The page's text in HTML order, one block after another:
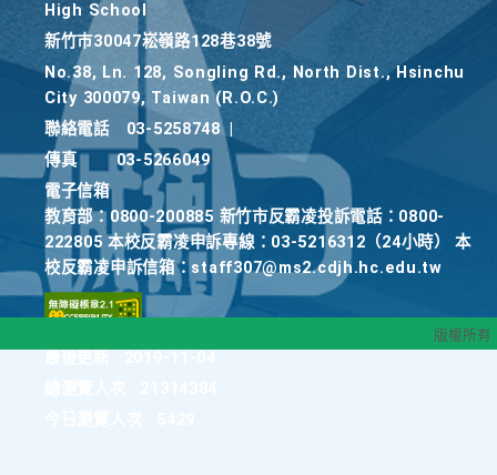
High School
新竹巿30047崧嶺路128巷38號
No.38, Ln. 128, Songling Rd., North Dist., Hsinchu
City 300079, Taiwan (R.O.C.)
聯絡電話
03-5258748
傳真
03-5266049
電子信箱
教育部：0800-200885 新竹市反霸凌投訴電話：0800-
222805 本校反霸凌申訴專線：03-5216312（24小時） 本
校反霸凌申訴信箱：staff307@ms2.cdjh.hc.edu.tw
版權所有